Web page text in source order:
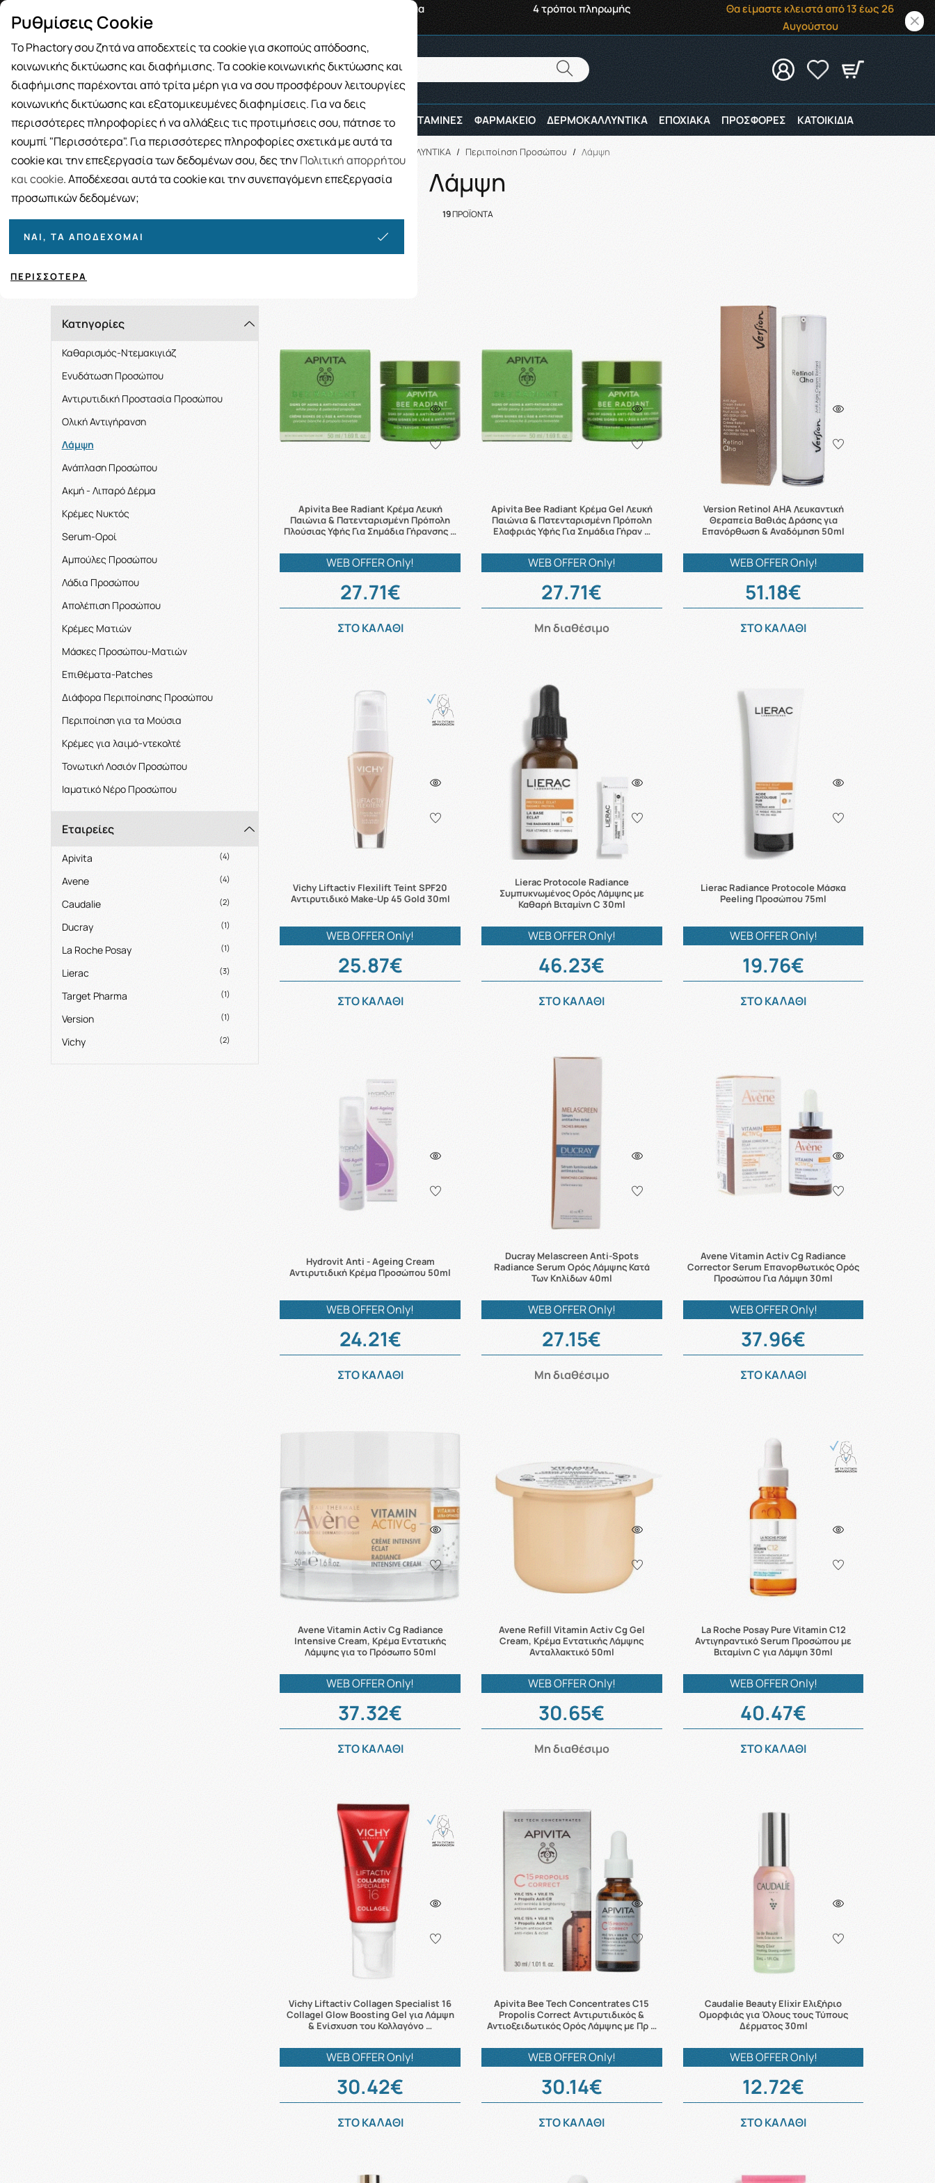
των 49€
Παραλαβή από το Κατάστημα 4 τρόποι πληρωμής
Θα είμαστε κλειστά από 13 έως 26
Αυγούστου
Αναζήτηση
BRANDS ΓΥΝΑΙΚΑ ΑΝΔΡΑΣ ΜΗΤΕΡΑ ΚΑΙ ΠΑΙΔΙ ΑΘΛΗΤΕΣ ΒΙΤΑΜΙΝΕΣ ΦΑΡΜΑΚΕΙΟ ΔΕΡΜΟΚΑΛΛΥΝΤΙΚΑ ΕΠΟΧΙΑΚΑ ΠΡΟΣΦΟΡΕΣ ΚΑΤΟΙΚΙΔΙΑ
Αναζήτηση
Αρχική ΔΕΡΜΟΚΑΛΛΥΝΤΙΚΑ / Περιποίηση Προσώπου / Λάμψη
Λάμψη
19ΠΡΟΪΟΝΤΑ
Ταξινόμηση
Κατηγορίες
Καθαρισμός-Ντεμακιγιάζ
Ενυδάτωση Προσώπου
Αντιρυτιδική Προστασία Προσώπου
Ολική Αντιγήρανση
Λάμψη
Ανάπλαση Προσώπου
Ακμή - Λιπαρό Δέρμα
Κρέμες Νυκτός
Serum-Οροί
Αμπούλες Προσώπου
Λάδια Προσώπου
Απολέπιση Προσώπου
Κρέμες Ματιών
Μάσκες Προσώπου-Ματιών
Επιθέματα-Patches
Διάφορα Περιποίησης Προσώπου
Περιποίηση για τα Μούσια
Κρέμες για λαιμό-ντεκολτέ
Τονωτική Λοσιόν Προσώπου
Ιαματικό Νέρο Προσώπου
Εταιρείες
Apivita (4)
Avene (4)
Caudalie (2)
Ducray (1)
La Roche Posay (1)
Lierac (3)
Target Pharma (1)
Version (1)
Vichy (2)
Apivita Bee Radiant Κρέμα Λευκή
Παιώνια & Πατενταρισμένη Πρόπολη
Πλούσιας Υφής Για Σημάδια Γήρανσης …
WEB OFFER Only!
27.71€
ΣΤΟ ΚΑΛΑΘΙ
Apivita Bee Radiant Κρέμα Gel Λευκή
Παιώνια & Πατενταρισμένη Πρόπολη
Ελαφριάς Υφής Για Σημάδια Γήραν …
WEB OFFER Only!
27.71€
Μη διαθέσιμο
Version Retinol AHA Λευκαντική
Θεραπεία Βαθιάς Δράσης για
Επανόρθωση & Αναδόμηση 50ml
WEB OFFER Only!
51.18€
ΣΤΟ ΚΑΛΑΘΙ
Vichy Liftactiv Flexilift Teint SPF20
Αντιρυτιδικό Make-Up 45 Gold 30ml
WEB OFFER Only!
25.87€
ΣΤΟ ΚΑΛΑΘΙ
Lierac Protocole Radiance
Συμπυκνωμένος Ορός Λάμψης με
Καθαρή Βιταμίνη C 30ml
WEB OFFER Only!
46.23€
ΣΤΟ ΚΑΛΑΘΙ
Lierac Radiance Protocole Μάσκα
Peeling Προσώπου 75ml
WEB OFFER Only!
19.76€
ΣΤΟ ΚΑΛΑΘΙ
Hydrovit Anti - Ageing Cream
Αντιρυτιδική Κρέμα Προσώπου 50ml
WEB OFFER Only!
24.21€
ΣΤΟ ΚΑΛΑΘΙ
Ducray Melascreen Anti-Spots
Radiance Serum Ορός Λάμψης Κατά
Των Κηλίδων 40ml
WEB OFFER Only!
27.15€
Μη διαθέσιμο
Avene Vitamin Activ Cg Radiance
Corrector Serum Επανορθωτικός Ορός
Προσώπου Για Λάμψη 30ml
WEB OFFER Only!
37.96€
ΣΤΟ ΚΑΛΑΘΙ
Avene Vitamin Activ Cg Radiance
Intensive Cream, Κρέμα Εντατικής
Λάμψης για το Πρόσωπο 50ml
WEB OFFER Only!
37.32€
ΣΤΟ ΚΑΛΑΘΙ
Avene Refill Vitamin Activ Cg Gel
Cream, Κρέμα Εντατικής Λάμψης
Ανταλλακτικό 50ml
WEB OFFER Only!
30.65€
Μη διαθέσιμο
La Roche Posay Pure Vitamin C12
Αντιγηραντικό Serum Προσώπου με
Βιταμίνη C για Λάμψη 30ml
WEB OFFER Only!
40.47€
ΣΤΟ ΚΑΛΑΘΙ
Vichy Liftactiv Collagen Specialist 16
Collagel Glow Boosting Gel για Λάμψη
& Ενίσχυση του Κολλαγόνο …
WEB OFFER Only!
30.42€
ΣΤΟ ΚΑΛΑΘΙ
Apivita Bee Tech Concentrates C15
Propolis Correct Αντιρυτιδικός &
Αντιοξειδωτικός Ορός Λάμψης με Πρ …
WEB OFFER Only!
30.14€
ΣΤΟ ΚΑΛΑΘΙ
Caudalie Beauty Elixir Ελιξήριο
Ομορφιάς για Όλους τους Τύπους
Δέρματος 30ml
WEB OFFER Only!
12.72€
ΣΤΟ ΚΑΛΑΘΙ
Ρυθμίσεις Cookie
Το Phactory σου ζητά να αποδεχτείς τα cookie για σκοπούς απόδοσης,
κοινωνικής δικτύωσης και διαφήμισης. Τα cookie κοινωνικής δικτύωσης και
διαφήμισης παρέχονται από τρίτα μέρη για να σου προσφέρουν λειτουργίες
κοινωνικής δικτύωσης και εξατομικευμένες διαφημίσεις. Για να δεις
περισσότερες πληροφορίες ή να αλλάξεις τις προτιμήσεις σου, πάτησε το
κουμπί "Περισσότερα". Για περισσότερες πληροφορίες σχετικά με αυτά τα
cookie και την επεξεργασία των δεδομένων σου, δες τηνΠολιτική απορρήτου
και cookie. Αποδέχεσαι αυτά τα cookie και την συνεπαγόμενη επεξεργασία
προσωπικών δεδομένων;
ΝΑΙ, ΤΑ ΑΠΟΔΈΧΟΜΑΙ
ΠΕΡΙΣΣΌΤΕΡΑ